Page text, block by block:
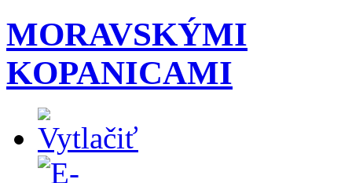
MORAVSKÝMI
KOPANICAMI